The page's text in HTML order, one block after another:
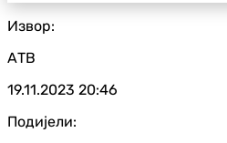
Извор:
АТВ
19.11.2023 20:46
Подијели: